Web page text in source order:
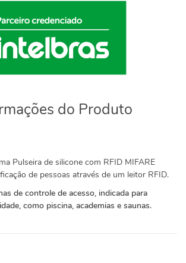
do Produto
Pulseira de silicone com RFID MIFARE
de pessoas através de um leitor RFID.
de controle de acesso, indicada para
como piscina, academias e saunas.